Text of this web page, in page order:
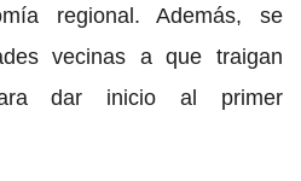
regional. Además, se
vecinas a que traigan
dar inicio al primer